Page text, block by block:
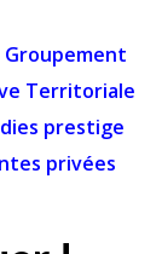
Groupement
Territoriale
prestige
privées